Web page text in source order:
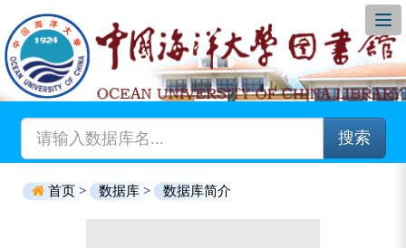
搜索
首页 > 数据库 > 数据库简介